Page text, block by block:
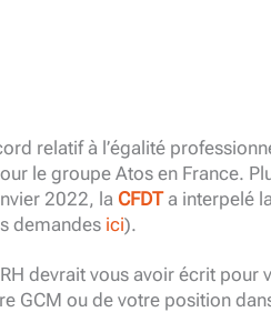
relatif à l’égalité
le groupe Atos en France.
2022, la CFDT a interpelé
demandes ici).
devrait vous avoir écrit pour
GCM ou de votre position